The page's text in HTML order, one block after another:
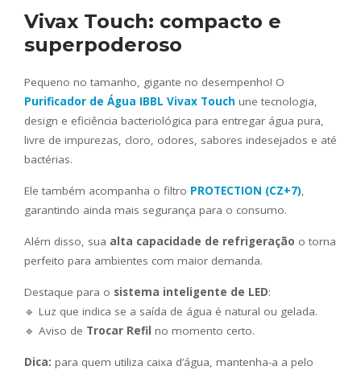
Vivax Touch: compacto e
superpoderoso
Pequeno no tamanho, gigante no desempenho! O
Purificador de Água IBBL Vivax Touch une tecnologia,
design e eficiência bacteriológica para entregar água pura,
livre de impurezas, cloro, odores, sabores indesejados e até
bactérias.
Ele também acompanha o filtro PROTECTION (CZ+7),
garantindo ainda mais segurança para o consumo.
Além disso, sua alta capacidade de refrigeração o torna
perfeito para ambientes com maior demanda.
Destaque para o sistema inteligente de LED:
🔹 Luz que indica se a saída de água é natural ou gelada.
🔹 Aviso de Trocar Refil no momento certo.
Dica: para quem utiliza caixa d’água, mantenha-a a pelo